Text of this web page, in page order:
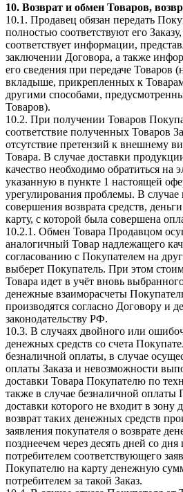
10. Возврат и обмен Товаров,
10.1. Продавец обязан передать
полностью соответствуют его
соответствует информации,
заключении Договора, а также
его сведения при передаче Товаров
вкладыше, прикрепленных к
другими способами,
Товаров).
10.2. При получении Товаров
соответствие полученных Товаров
отсутствие претензий к внешнему
Товара. В случае доставки
качество необходимо обратиться на
указанную в пункте 1 настоящей
урегулирования проблемы. В случае
совершения возврата средств,
карту, с которой была совершена
10.2.1. Обмен Товара Продавцом
аналогичный Товар надлежащего
согласованию с Покупателем на
выберет Покупатель. При этом
Товара идет в учёт вновь
денежные взаиморасчеты
производятся согласно Договору и
законодательству РФ.
10.3. В случаях двойного или
денежных средств со счета
безналичной оплаты, в случае
оплаты Заказа и невозможности
доставки Товара Покупателю по
также в случае безналичной оплаты
доставки которого не входит в зону
возврат таких денежных средств
заявления покупателя о возврате
позднеечем через десять дней со дня
потребителем соответствующего
Покупателю на карту денежную
потребителем за такой Заказ.